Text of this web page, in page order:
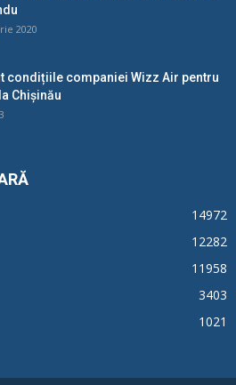
2020
condițiile companiei Wizz Air pentru
Chișinău
14972
12282
11958
3403
1021